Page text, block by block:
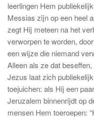
leerlingen Hem
Messias zijn op een heel
zegt Hij meteen na het
verworpen te worden,
een wijze die niemand
Alleen als ze dat
Jezus laat zich
toejuichen: als Hij een
Jeruzalem binnenrijdt op
mensen Hem toeroepen: